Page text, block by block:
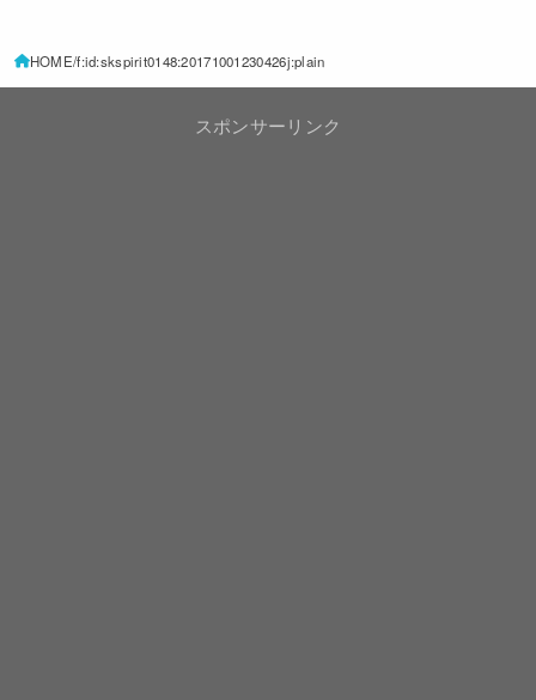
HOME f:id:skspirit0148:20171001230426j:plain
スポンサーリンク